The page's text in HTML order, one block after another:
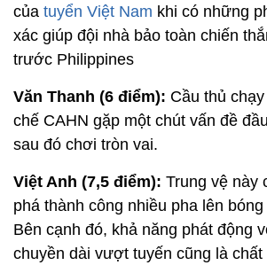
của tuyển Việt Nam khi có những
xác giúp đội nhà bảo toàn chiến
trước Philippines
Văn Thanh (6 điểm): Cầu thủ
chế CAHN gặp một chút vấn đề
sau đó chơi tròn vai.
Việt Anh (7,5 điểm): Trung vệ này
phá thành công nhiều pha lên
Bên cạnh đó, khả năng phát động
chuyền dài vượt tuyến cũng là